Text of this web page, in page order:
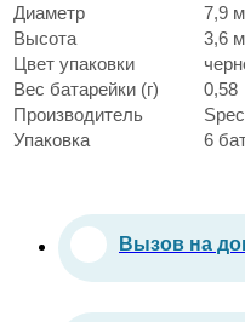
Диаметр
7,9
Высота
3,6
Цвет упаковки
Вес батарейки (г)
0,58
Производитель
Упаковка
6
Вызов на